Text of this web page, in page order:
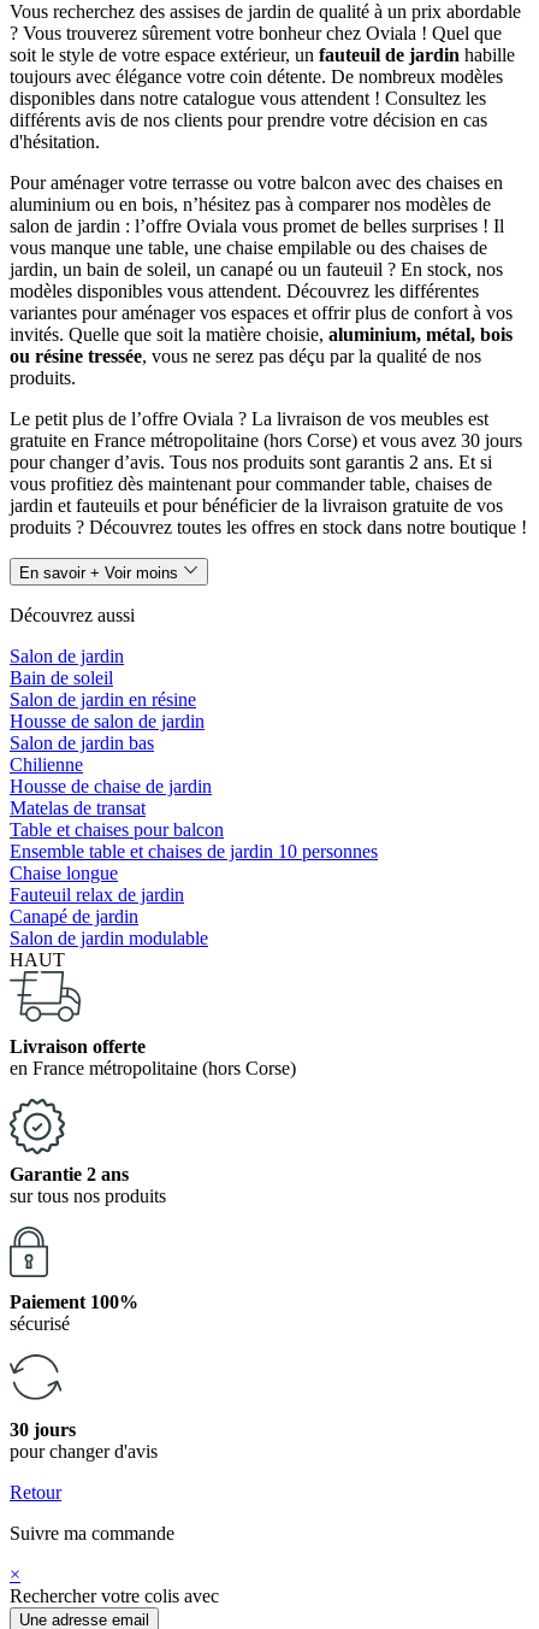
Vous recherchez des assises de jardin de qualité à un prix abordable
? Vous trouverez sûrement votre bonheur chez Oviala ! Quel que
soit le style de votre espace extérieur, un fauteuil de jardin habille
toujours avec élégance votre coin détente. De nombreux modèles
disponibles dans notre catalogue vous attendent ! Consultez les
différents avis de nos clients pour prendre votre décision en cas
d'hésitation.
Pour aménager votre terrasse ou votre balcon avec des chaises en
aluminium ou en bois, n’hésitez pas à comparer nos modèles de
salon de jardin : l’offre Oviala vous promet de belles surprises ! Il
vous manque une table, une chaise empilable ou des chaises de
jardin, un bain de soleil, un canapé ou un fauteuil ? En stock, nos
modèles disponibles vous attendent. Découvrez les différentes
variantes pour aménager vos espaces et offrir plus de confort à vos
invités. Quelle que soit la matière choisie, aluminium, métal, bois
ou résine tressée, vous ne serez pas déçu par la qualité de nos
produits.
Le petit plus de l’offre Oviala ? La livraison de vos meubles est
gratuite en France métropolitaine (hors Corse) et vous avez 30 jours
pour changer d’avis. Tous nos produits sont garantis 2 ans. Et si
vous profitiez dès maintenant pour commander table, chaises de
jardin et fauteuils et pour bénéficier de la livraison gratuite de vos
produits ? Découvrez toutes les offres en stock dans notre boutique !
En savoir + Voir moins
Découvrez aussi
Salon de jardin
Bain de soleil
Salon de jardin en résine
Housse de salon de jardin
Salon de jardin bas
Chilienne
Housse de chaise de jardin
Matelas de transat
Table et chaises pour balcon
Ensemble table et chaises de jardin 10 personnes
Chaise longue
Fauteuil relax de jardin
Canapé de jardin
Salon de jardin modulable
HAUT
Livraison offerte
en France métropolitaine (hors Corse)
Garantie 2 ans
sur tous nos produits
Paiement 100%
sécurisé
30 jours
pour changer d'avis
Retour
Suivre ma commande
×
Rechercher votre colis avec
Une adresse email